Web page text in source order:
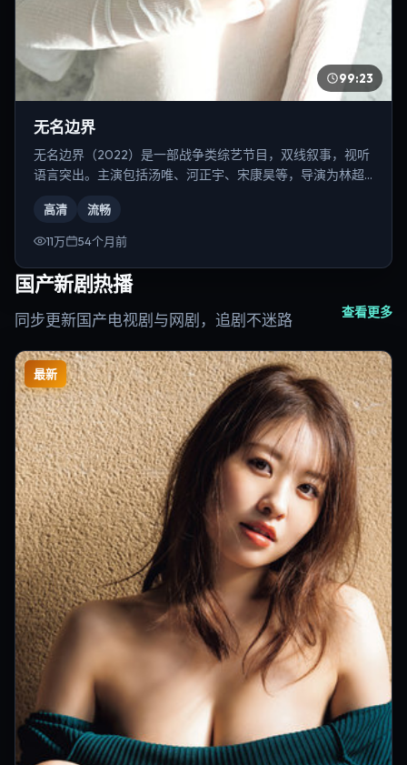
99:23
无名边界
无名边界（2022）是一部战争类综艺节目，双线叙事，视听
语言突出。主演包括汤唯、河正宇、宋康昊等，导演为林超
高清 流畅
11万 54个月前
国产新剧热播
同步更新国产电视剧与网剧，追剧不迷路 查看更多
最新